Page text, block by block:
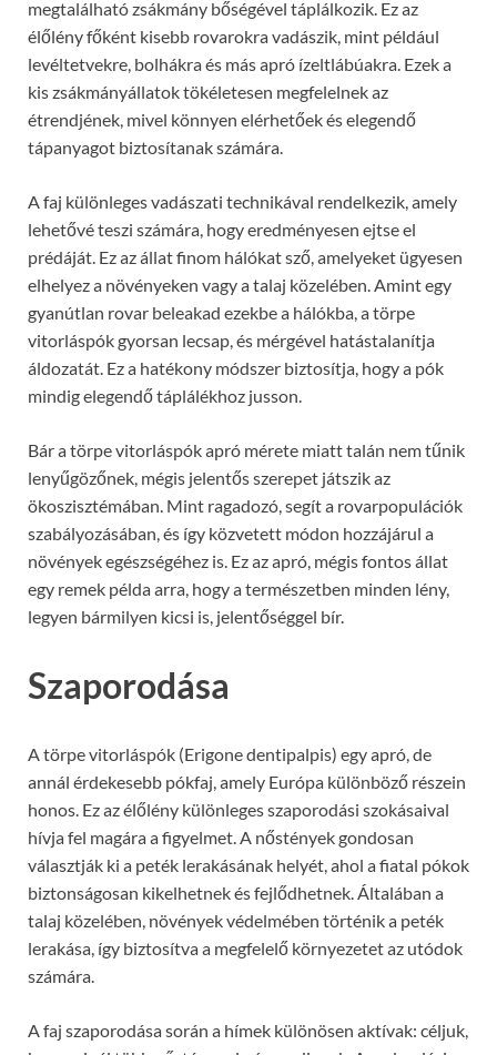
megtalálható zsákmány bőségével táplálkozik. Ez az
élőlény főként kisebb rovarokra vadászik, mint például
levéltetvekre, bolhákra és más apró ízeltlábúakra. Ezek a
kis zsákmányállatok tökéletesen megfelelnek az
étrendjének, mivel könnyen elérhetőek és elegendő
tápanyagot biztosítanak számára.
A faj különleges vadászati technikával rendelkezik, amely
lehetővé teszi számára, hogy eredményesen ejtse el
prédáját. Ez az állat finom hálókat sző, amelyeket ügyesen
elhelyez a növényeken vagy a talaj közelében. Amint egy
gyanútlan rovar beleakad ezekbe a hálókba, a törpe
vitorláspók gyorsan lecsap, és mérgével hatástalanítja
áldozatát. Ez a hatékony módszer biztosítja, hogy a pók
mindig elegendő táplálékhoz jusson.
Bár a törpe vitorláspók apró mérete miatt talán nem tűnik
lenyűgözőnek, mégis jelentős szerepet játszik az
ökoszisztémában. Mint ragadozó, segít a rovarpopulációk
szabályozásában, és így közvetett módon hozzájárul a
növények egészségéhez is. Ez az apró, mégis fontos állat
egy remek példa arra, hogy a természetben minden lény,
legyen bármilyen kicsi is, jelentőséggel bír.
Szaporodása
A törpe vitorláspók (Erigone dentipalpis) egy apró, de
annál érdekesebb pókfaj, amely Európa különböző részein
honos. Ez az élőlény különleges szaporodási szokásaival
hívja fel magára a figyelmet. A nőstények gondosan
választják ki a peték lerakásának helyét, ahol a fiatal pókok
biztonságosan kikelhetnek és fejlődhetnek. Általában a
talaj közelében, növények védelmében történik a peték
lerakása, így biztosítva a megfelelő környezetet az utódok
számára.
A faj szaporodása során a hímek különösen aktívak: céljuk,